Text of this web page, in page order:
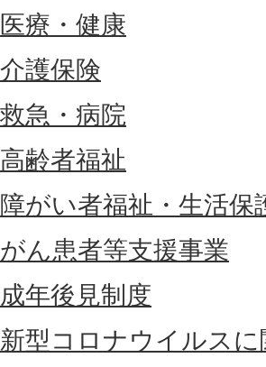
医療・健康
介護保険
救急・病院
高齢者福祉
障がい者福祉・生活保
がん患者等支援事業
成年後見制度
新型コロナウイルス